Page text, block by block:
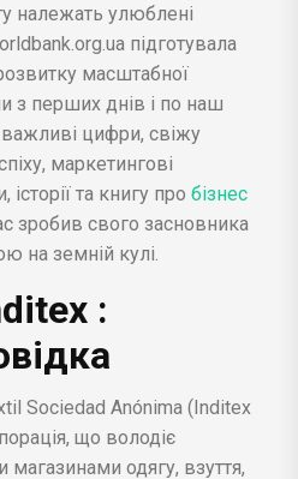
належать улюблені
підготувала
масштабної
з перших днів і по наш
цифри, свіжу
маркетингові
та книгу про бізнес
зробив свого засновника
на земній кулі.
:
Sociedad Anónima (Inditex
що володіє
одягу, взуття,